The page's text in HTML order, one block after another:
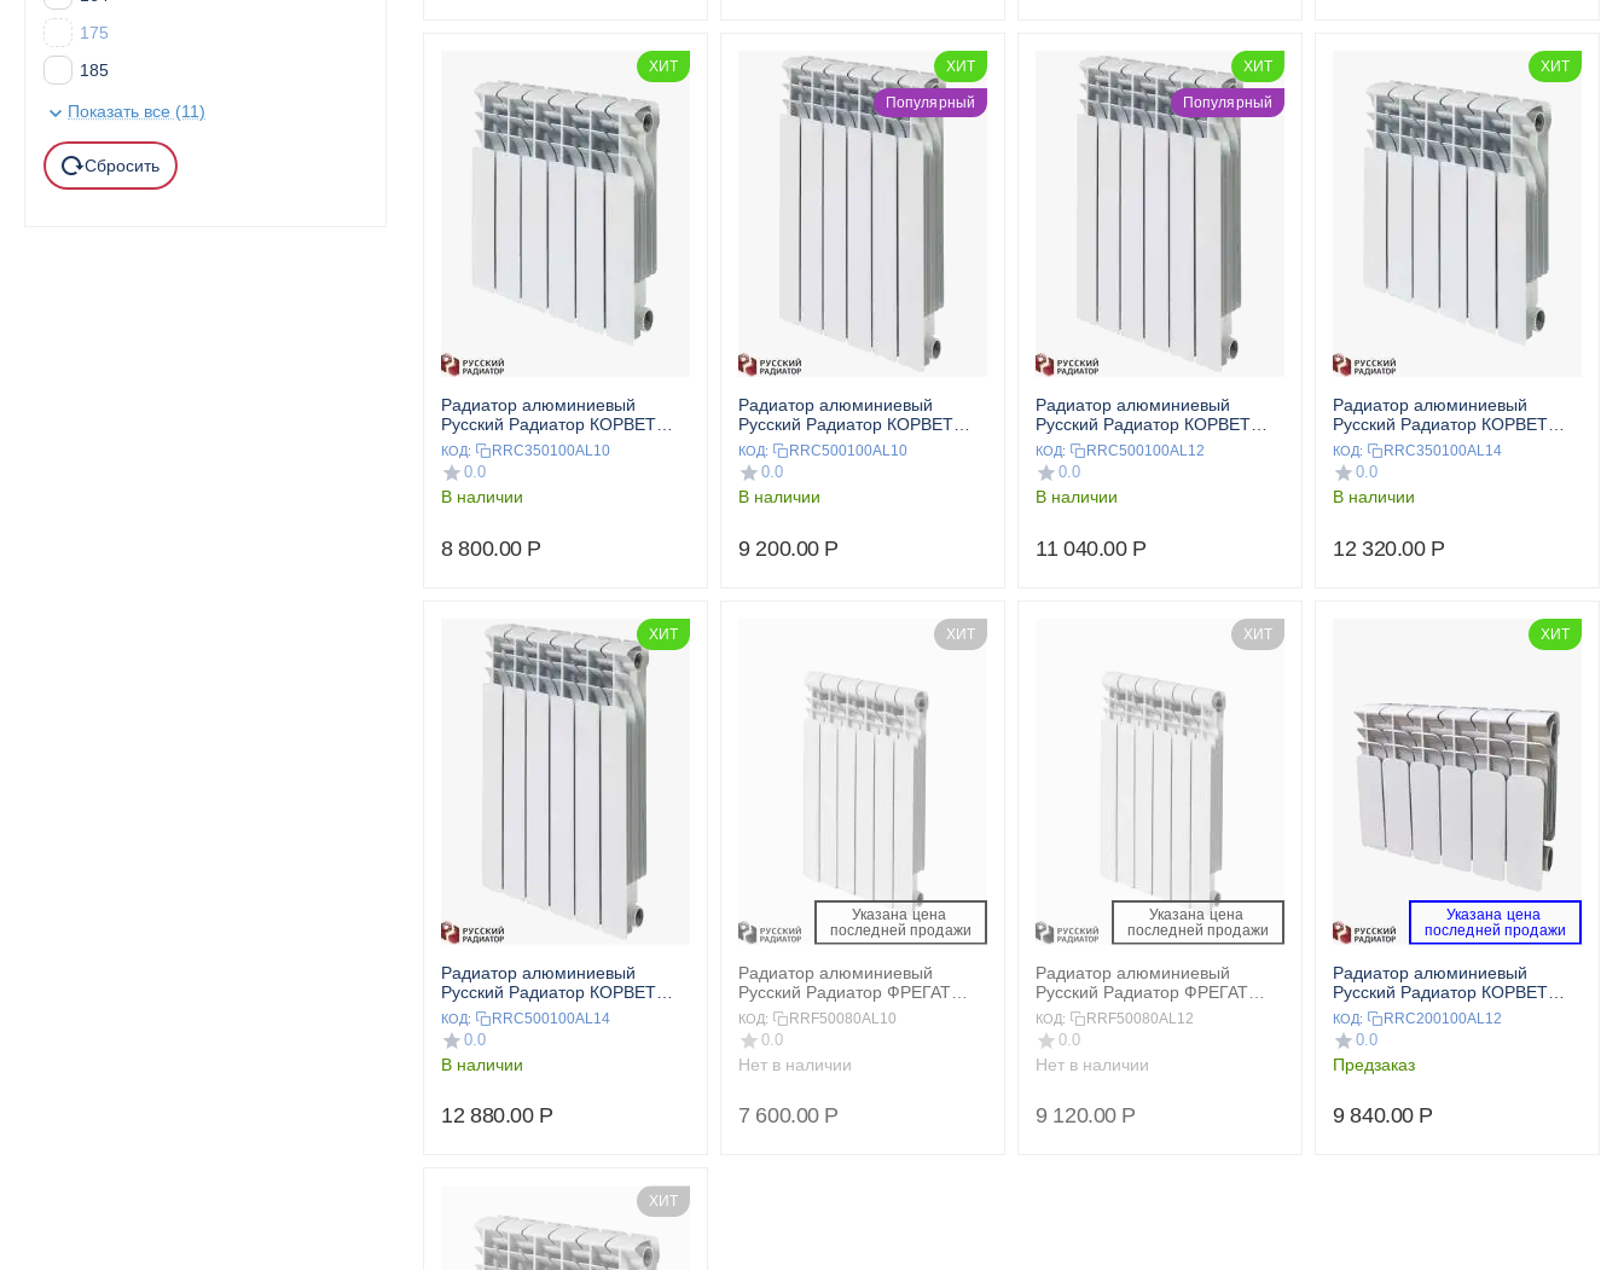
ХИТ
Радиатор алюминиевый
Русский Радиатор КОРВЕТ
350/100 10 секц.
КОД: RRC350100AL10
0.0
В наличии
8 800.00 Р
ХИТ
Популярный
Радиатор алюминиевый
Русский Радиатор КОРВЕТ
500/100 10 секц.
КОД: RRC500100AL10
0.0
В наличии
9 200.00 Р
ХИТ
Популярный
Радиатор алюминиевый
Русский Радиатор КОРВЕТ
500/100 12 секц.
КОД: RRC500100AL12
0.0
В наличии
11 040.00 Р
ХИТ
Радиатор алюминиевый
Русский Радиатор КОРВЕТ
350/100 14 секц.
КОД: RRC350100AL14
0.0
В наличии
12 320.00 Р
ХИТ
Радиатор алюминиевый
Русский Радиатор КОРВЕТ
500/100 14 секц.
КОД: RRC500100AL14
0.0
В наличии
12 880.00 Р
ХИТ
Указана цена
последней продажи
Радиатор алюминиевый
Русский Радиатор ФРЕГАТ
500/80 10 секц.
КОД: RRF50080AL10
0.0
Нет в наличии
7 600.00 Р
ХИТ
Указана цена
последней продажи
Радиатор алюминиевый
Русский Радиатор ФРЕГАТ
500/80 12 секц.
КОД: RRF50080AL12
0.0
Нет в наличии
9 120.00 Р
ХИТ
Указана цена
последней продажи
Радиатор алюминиевый
Русский Радиатор КОРВЕТ
200/100 12 секц.
КОД: RRC200100AL12
0.0
Предзаказ
9 840.00 Р
ХИТ
175
185
86
Показать все (11)
Сбросить